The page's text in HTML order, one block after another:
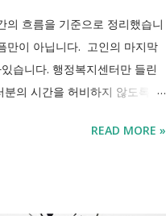
의 흐름을 기준으로 정리했습니
만이 아닙니다. 고인의 마지막
습니다. 행정복지센터만 들린
의 시간을 허비하지 않도록 정
례 후 행정 절차 타임라인 장
READ MORE »